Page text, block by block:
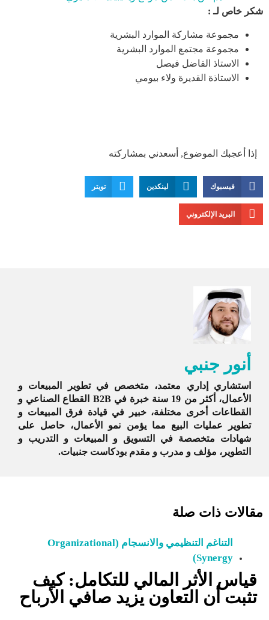
شكر خاص لـ :
مجموعة مشاركة الموارد البشرية
مجموعة مجتمع الموارد البشرية
الاستاذ الفاضل فيصل
الاستاذة القديرة ولاء بيومي
إذا أعجبك الموضوع, أسعدني بمشاركته
فيسبوك لينكدين تويتر
البريد الإلكتروني
أنور جنبي
استشاري إداري معتمد، متخصص في تطوير المبيعات و
الأعمال، أكثر من 19 سنة خبرة في B2B القطاع الصناعي و
القطاعات أخرى مختلفة، خبير في قيادة فرق المبيعات و
تطوير عمليات البيع مما يؤمن نمو الأعمال، حاصل على
شهادات متخصصة في التسويق و المبيعات و التدريب و
التطوير، مؤلف و مدرب و مقدم بودكاست جنبيات.
مقالات ذات صلة
التناغم التنظيمي والانسجام (Organizational
Synergy)
قياس الأثر المالي للتكامل: كيف
تثبت أن التعاون يزيد صافي الأرباح